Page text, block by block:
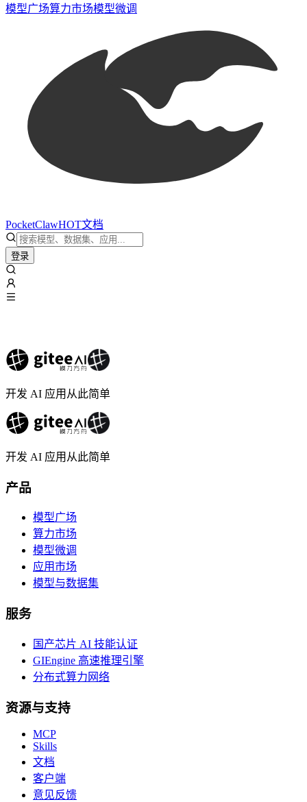
模型广场算力市场模型微调
PocketClawHOT文档
登录
开发 AI 应用从此简单
开发 AI 应用从此简单
产品
模型广场
算力市场
模型微调
应用市场
模型与数据集
服务
国产芯片 AI 技能认证
GIEngine 高速推理引擎
分布式算力网络
资源与支持
MCP
Skills
文档
客户端
意见反馈